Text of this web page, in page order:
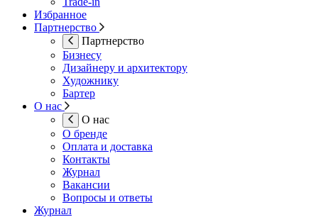
Избранное
Партнерство
Партнерство
Бизнесу
Дизайнеру и архитектору
Художнику
Бартер
О нас
О нас
О бренде
Оплата и доставка
Контакты
Журнал
Вакансии
Вопросы и ответы
Журнал